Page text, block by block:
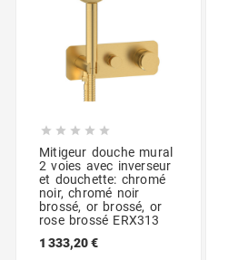
    
Mitigeur douche mural
2 voies avec inverseur
et douchette: chromé
noir, chromé noir
brossé, or brossé, or
rose brossé ERX313
1 333,20 €